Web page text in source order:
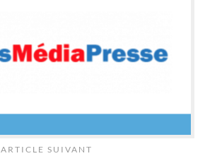
ARTICLE SUIVANT